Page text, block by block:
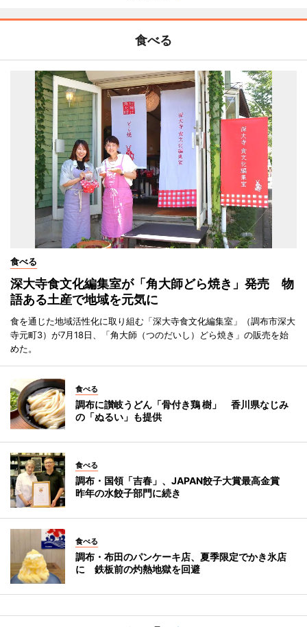
食べる
食べる
深大寺食文化編集室が「角大師どら焼き」発売 物
語ある土産で地域を元気に
食を通じた地域活性化に取り組む「深大寺食文化編集室」（調布市深大
寺元町3）が7月18日、「角大師（つのだいし）どら焼き」の販売を始
めた。
食べる
調布に讃岐うどん「骨付き鶏 樹」 香川県なじみ
の「ぬるい」も提供
食べる
調布・国領「吉春」、JAPAN餃子大賞最高金賞
昨年の水餃子部門に続き
食べる
調布・布田のパンケーキ店、夏季限定でかき氷店
に 鉄板前の灼熱地獄を回避